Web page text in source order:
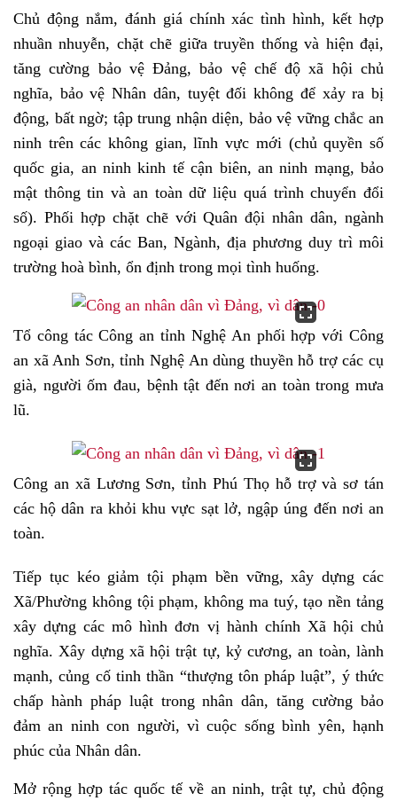
Chủ động nắm, đánh giá chính xác tình hình, kết hợp
nhuần nhuyễn, chặt chẽ giữa truyền thống và hiện đại,
tăng cường bảo vệ Đảng, bảo vệ chế độ xã hội chủ
nghĩa, bảo vệ Nhân dân, tuyệt đối không để xảy ra bị
động, bất ngờ; tập trung nhận diện, bảo vệ vững chắc an
ninh trên các không gian, lĩnh vực mới (chủ quyền số
quốc gia, an ninh kinh tế cận biên, an ninh mạng, bảo
mật thông tin và an toàn dữ liệu quá trình chuyển đổi
số). Phối hợp chặt chẽ với Quân đội nhân dân, ngành
ngoại giao và các Ban, Ngành, địa phương duy trì môi
trường hoà bình, ổn định trong mọi tình huống.
Tổ công tác Công an tỉnh Nghệ An phối hợp với Công
an xã Anh Sơn, tỉnh Nghệ An dùng thuyền hỗ trợ các cụ
già, người ốm đau, bệnh tật đến nơi an toàn trong mưa
lũ.
Công an xã Lương Sơn, tỉnh Phú Thọ hỗ trợ và sơ tán
các hộ dân ra khỏi khu vực sạt lở, ngập úng đến nơi an
toàn.
Tiếp tục kéo giảm tội phạm bền vững, xây dựng các
Xã/Phường không tội phạm, không ma tuý, tạo nền tảng
xây dựng các mô hình đơn vị hành chính Xã hội chủ
nghĩa. Xây dựng xã hội trật tự, kỷ cương, an toàn, lành
mạnh, củng cố tinh thần “thượng tôn pháp luật”, ý thức
chấp hành pháp luật trong nhân dân, tăng cường bảo
đảm an ninh con người, vì cuộc sống bình yên, hạnh
phúc của Nhân dân.
Mở rộng hợp tác quốc tế về an ninh, trật tự, chủ động